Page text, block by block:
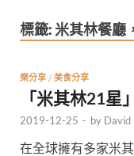
標籤: 米其林餐廳
樂分享 / 美食分享
「米其林21星
2019-12-25 - by David
在全球擁有多家米